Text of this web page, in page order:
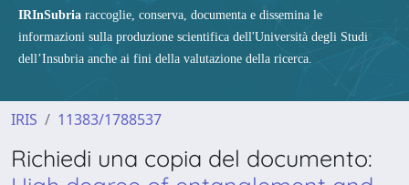
IRInSubria raccoglie, conserva, documenta e dissemina le
informazioni sulla produzione scientifica dell'Università degli Studi
dell’Insubria anche ai fini della valutazione della ricerca.
IRIS 11383/1788537
Richiedi una copia del documento: